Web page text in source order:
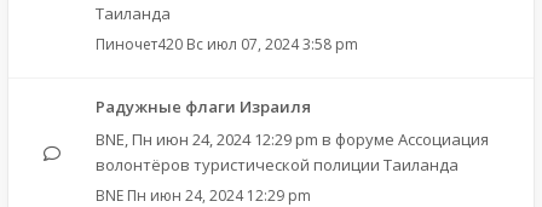
Таиланда
Пиночет420 Вс июл 07, 2024 3:58 pm
Радужные флаги Израиля
BNE, Пн июн 24, 2024 12:29 pm в форуме Ассоциация
волонтёров туристической полиции Таиланда
BNE Пн июн 24, 2024 12:29 pm